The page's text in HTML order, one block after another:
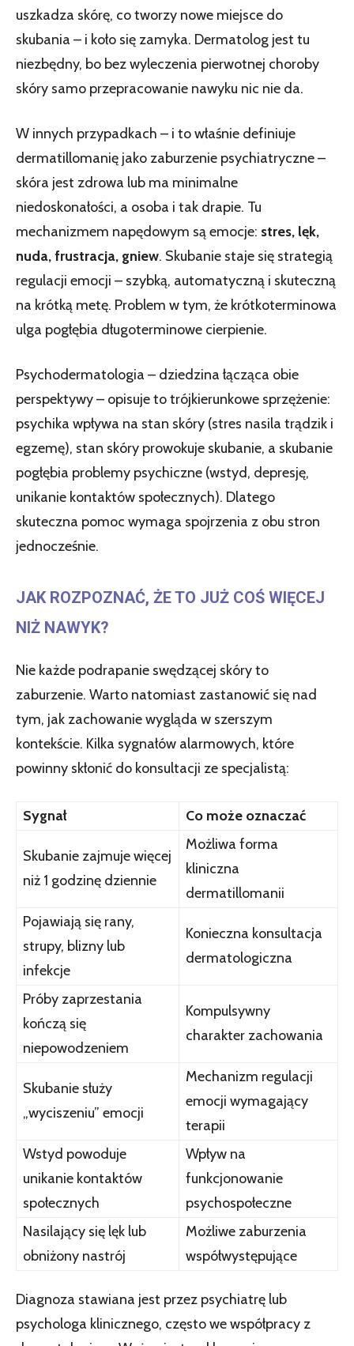
uszkadza skórę, co tworzy nowe miejsce do
skubania – i koło się zamyka. Dermatolog jest tu
niezbędny, bo bez wyleczenia pierwotnej choroby
skóry samo przepracowanie nawyku nic nie da.
W innych przypadkach – i to właśnie definiuje
dermatillomanię jako zaburzenie psychiatryczne –
skóra jest zdrowa lub ma minimalne
niedoskonałości, a osoba i tak drapie. Tu
mechanizmem napędowym są emocje: stres, lęk,
nuda, frustracja, gniew. Skubanie staje się strategią
regulacji emocji – szybką, automatyczną i skuteczną
na krótką metę. Problem w tym, że krótkoterminowa
ulga pogłębia długoterminowe cierpienie.
Psychodermatologia – dziedzina łącząca obie
perspektywy – opisuje to trójkierunkowe sprzężenie:
psychika wpływa na stan skóry (stres nasila trądzik i
egzemę), stan skóry prowokuje skubanie, a skubanie
pogłębia problemy psychiczne (wstyd, depresję,
unikanie kontaktów społecznych). Dlatego
skuteczna pomoc wymaga spojrzenia z obu stron
jednocześnie.
JAK ROZPOZNAĆ, ŻE TO JUŻ COŚ WIĘCEJ
NIŻ NAWYK?
Nie każde podrapanie swędzącej skóry to
zaburzenie. Warto natomiast zastanowić się nad
tym, jak zachowanie wygląda w szerszym
kontekście. Kilka sygnałów alarmowych, które
powinny skłonić do konsultacji ze specjalistą:
Sygnał Co może oznaczać
Skubanie zajmuje więcej
niż 1 godzinę dziennie
Możliwa forma
kliniczna
dermatillomanii
Pojawiają się rany,
strupy, blizny lub
infekcje
Konieczna konsultacja
dermatologiczna
Próby zaprzestania
kończą się
niepowodzeniem
Kompulsywny
charakter zachowania
Skubanie służy
„wyciszeniu” emocji
Mechanizm regulacji
emocji wymagający
terapii
Wstyd powoduje
unikanie kontaktów
społecznych
Wpływ na
funkcjonowanie
psychospołeczne
Nasilający się lęk lub
obniżony nastrój
Możliwe zaburzenia
współwystępujące
Diagnoza stawiana jest przez psychiatrę lub
psychologa klinicznego, często we współpracy z